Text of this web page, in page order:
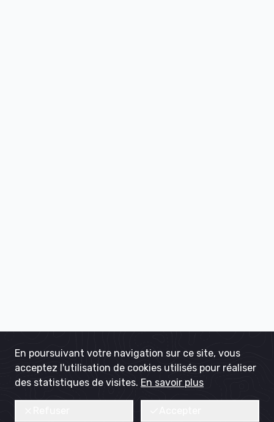
En poursuivant votre navigation sur ce site, vous
acceptez l'utilisation de cookies utilisés pour réaliser
des statistiques de visites. En savoir plus